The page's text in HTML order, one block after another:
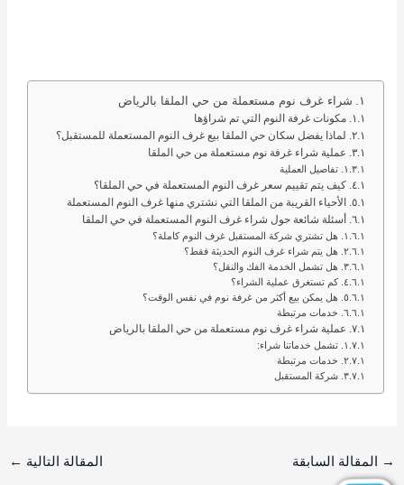
شراء غرف نوم مستعملة من حي الملقا بالرياض
مكونات غرفة النوم التي تم شراؤها
لماذا يفضل سكان حي الملقا بيع غرف النوم المستعملة للمستقبل؟
عملية شراء غرفة نوم مستعملة من حي الملقا
تفاصيل العملية
كيف يتم تقييم سعر غرف النوم المستعملة في حي الملقا؟
الأحياء القريبة من الملقا التي نشتري منها غرف النوم المستعملة
أسئلة شائعة حول شراء غرف النوم المستعملة في حي الملقا
هل تشتري شركة المستقبل غرف النوم كاملة؟
هل يتم شراء غرف النوم الحديثة فقط؟
هل تشمل الخدمة الفك والنقل؟
كم تستغرق عملية الشراء؟
هل يمكن بيع أكثر من غرفة نوم في نفس الوقت؟
خدمات مرتبطة
عملية شراء غرف نوم مستعملة من حي الملقا بالرياض
تشمل خدماتنا شراء:
خدمات مرتبطة
شركة المستقبل
→ المقالة السابقة المقالة التالية ←